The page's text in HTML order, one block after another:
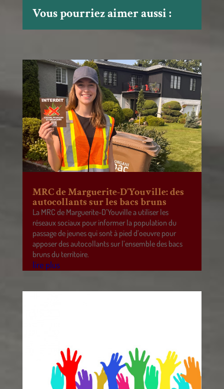
Vous pourriez aimer aussi :
MRC de Marguerite-D’Youville: des
autocollants sur les bacs bruns
La MRC de Marguerite-D’Youville a utiliser les
réseaux sociaux pour informer la population du
passage de jeunes qui sont à pied d’oeuvre pour
apposer des autocollants sur l’ensemble des bacs
bruns du territoire.
lire plus